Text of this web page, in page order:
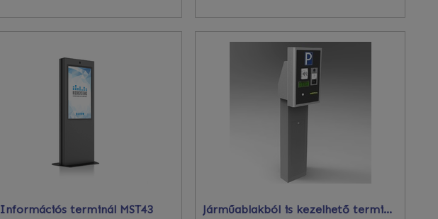
Információs terminál MST43
Járműablakból is kezelhető terminál